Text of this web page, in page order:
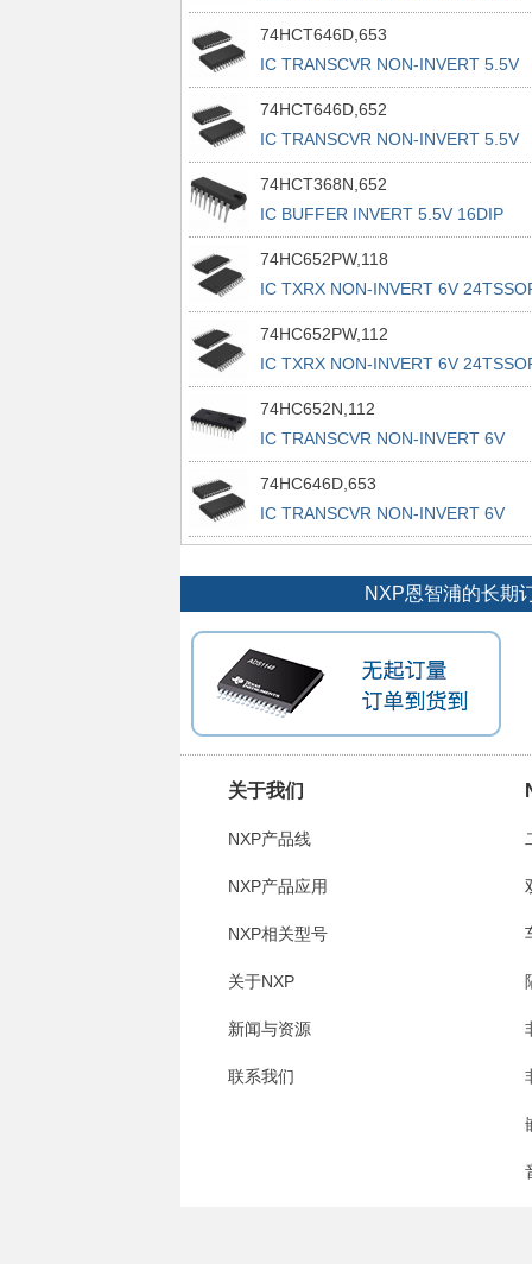
74HCT646D,653
IC TRANSCVR NON-INVERT 5.5V
24SO
74HCT646D,652
IC TRANSCVR NON-INVERT 5.5V
24SO
74HCT368N,652
IC BUFFER INVERT 5.5V 16DIP
74HC652PW,118
IC TXRX NON-INVERT 6V
74HC652PW,112
IC TXRX NON-INVERT 6V
74HC652N,112
IC TRANSCVR NON-INVERT 6V
24DIP
74HC646D,653
IC TRANSCVR NON-INVERT 6V
24SO
NXP恩智浦的长期
关于我们
NXP产品线
NXP产品应用
NXP相关型号
关于NXP
新闻与资源
联系我们